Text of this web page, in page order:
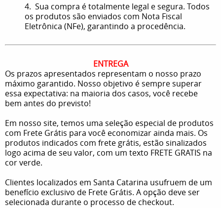
4. Sua compra é totalmente legal e segura. Todos
os produtos são enviados com Nota Fiscal
Eletrônica (NFe), garantindo a procedência.
ENTREGA
Os prazos apresentados representam o nosso prazo
máximo garantido. Nosso objetivo é sempre superar
essa expectativa: na maioria dos casos, você recebe
bem antes do previsto!
Em nosso site, temos uma seleção especial de produtos
com Frete Grátis para você economizar ainda mais. Os
produtos indicados com frete grátis, estão sinalizados
logo acima de seu valor, com um texto FRETE GRATIS na
cor verde.
Clientes localizados em Santa Catarina usufruem de um
benefício exclusivo de Frete Grátis. A opção deve ser
selecionada durante o processo de checkout.